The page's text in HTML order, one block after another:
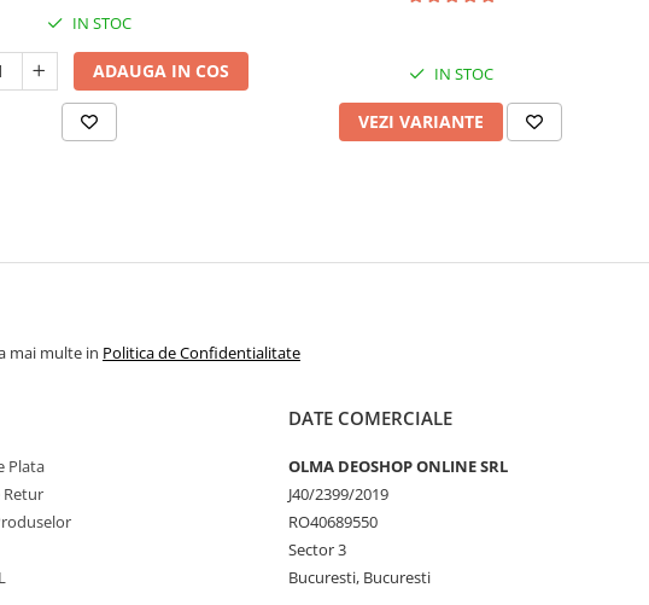
IN STOC
ADAUGA IN COS IN STOC
VEZI VARIANTE
mai multe in Politica de Confidentialitate
Plata
Retur
DATE COMERCIALE
OLMA DEOSHOP ONLINE SRL
J40/2399/2019
RO40689550
Sector 3
Bucuresti, Bucuresti